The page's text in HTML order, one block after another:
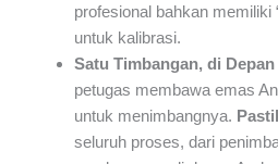
profesional bahkan memiliki
untuk kalibrasi.
Satu Timbangan, di Depan
petugas membawa emas
untuk menimbangnya.
seluruh proses, dari